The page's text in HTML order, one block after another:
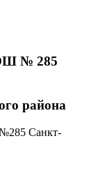
№ 285
района
Санкт-